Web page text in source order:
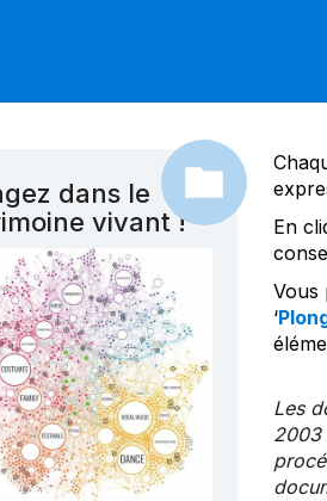
dans le
vivant !
En
Vous
‘
Les
2003